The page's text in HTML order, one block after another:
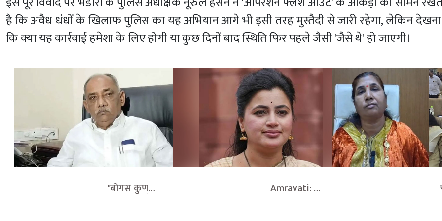
है कि अवैध धंधों के खिलाफ पुलिस का यह अभियान आगे भी इसी तरह मुस्तैदी से जारी रहेगा, लेकिन देखना
कि क्या यह कार्रवाई हमेशा के लिए होगी या कुछ दिनों बाद स्थिति फिर पहले जैसी 'जैसे थे' हो जाएगी।
                                    "बोगस कुणबी
                                    Amravati: